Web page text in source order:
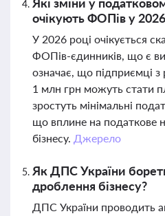
очікують ФОПів у
У 2026 році очікується
ФОПів-єдинників, що є
означає, що підприємці
1 млн грн можуть стати
зростуть мінімальні
що вплине на податкове
бізнесу. Джерело
Як ДПС України
дроблення бізнесу?
ДПС України проводить